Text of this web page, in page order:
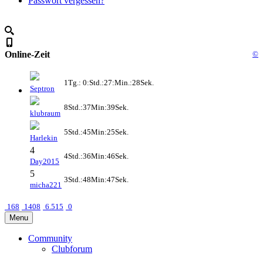
Online-Zeit ©
Septron
1Tg.: 0:Std.:27:Min.:28Sek.
klubraum
8Std.:37Min:39Sek.
Harlekin
5Std.:45Min:25Sek.
4
Day2015
4Std.:36Min:46Sek.
5
micha221
3Std.:48Min:47Sek.
168 1408 6.515 0
Menu
Community
Clubforum